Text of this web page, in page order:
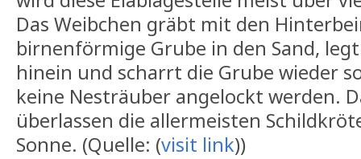
Das Weibchen gräbt mit den
birnenförmige Grube in den Sand,
hinein und scharrt die Grube wieder
keine Nesträuber angelockt werden.
überlassen die allermeisten
Sonne. (Quelle: (visit link))